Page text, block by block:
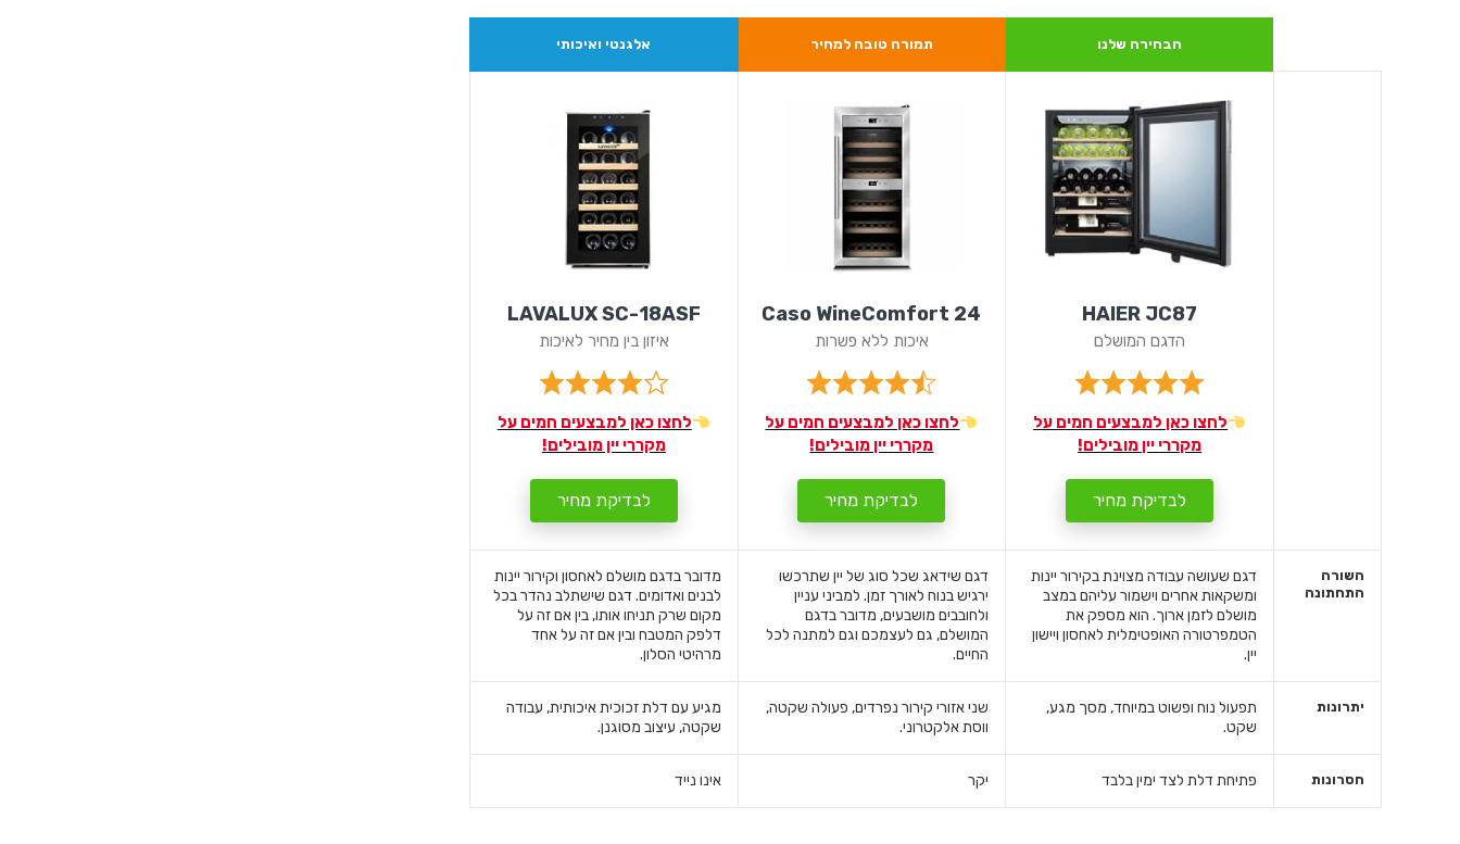
השורה
התחתונה
יתרונות
חסרונות
הבחירה שלנו
HAIER JC87
הדגם המושלם
לחצו כאן למבצעים חמים על
מקררי יין מובילים!
לבדיקת מחיר
דגם שעושה עבודה מצוינת בקירור יינות
ומשקאות אחרים וישמור עליהם במצב
מושלם לזמן ארוך. הוא מספק את
הטמפרטורה האופטימלית לאחסון ויישון
יין.
תפעול נוח ופשוט במיוחד, מסך מגע,
שקט.
פתיחת דלת לצד ימין בלבד
תמורה טובה למחיר
Caso WineComfort 24
איכות ללא פשרות
לחצו כאן למבצעים חמים על
מקררי יין מובילים!
לבדיקת מחיר
דגם שידאג שכל סוג של יין שתרכשו
ירגיש בנוח לאורך זמן. למביני עניין
ולחובבים מושבעים, מדובר בדגם
המושלם, גם לעצמכם וגם למתנה לכל
החיים.
שני אזורי קירור נפרדים, פעולה שקטה,
ווסת אלקטרוני.
יקר
אלגנטי ואיכותי
LAVALUX SC-18ASF
איזון בין מחיר לאיכות
לחצו כאן למבצעים חמים על
מקררי יין מובילים!
לבדיקת מחיר
מדובר בדגם מושלם לאחסון וקירור יינות
לבנים ואדומים. דגם שישתלב נהדר בכל
מקום שרק תניחו אותו, בין אם זה על
דלפק המטבח ובין אם זה על אחד
מרהיטי הסלון.
מגיע עם דלת זכוכית איכותית, עבודה
שקטה, עיצוב מסוגנן.
אינו נייד